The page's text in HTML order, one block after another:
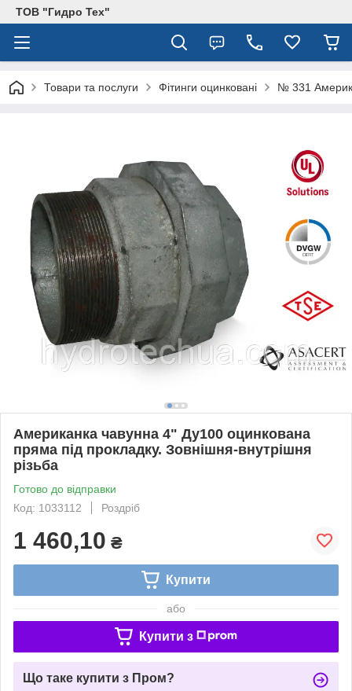
ТОВ "Гидро Тех"
Товари та послуги Фітинги оцинковані № 331
Американка чавунна 4" Ду100 оцинкована
пряма під прокладку. Зовнішня-внутрішня
різьба
Готово до відправки
Код: 1033112
Роздріб
1 460,10 ₴
Купити
або
Купити з
Що таке купити з Пром?